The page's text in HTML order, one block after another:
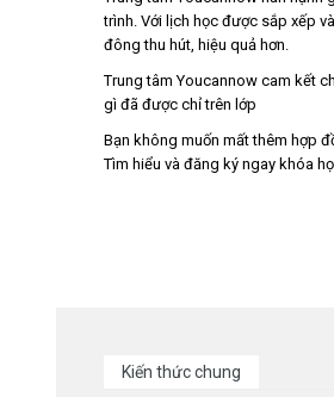
trình. Với lịch học được sắp xếp
đông thu hút, hiệu quả hơn.
Trung tâm Youcannow cam kết
gì đã được chỉ trên lớp
Bạn không muốn mất thêm hợp
Tìm hiểu và đăng ký ngay khóa
Kiến thức chung